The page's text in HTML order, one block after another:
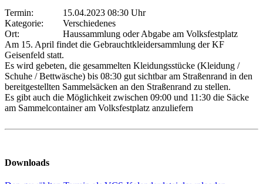
Termin:
15.04.2023 08:30 Uhr
Kategorie:
Verschiedenes
Ort:
Haussammlung oder Abgabe am Volksfestplatz
Am 15. April findet die Gebrauchtkleidersammlung der KF
Geisenfeld statt.
Es wird gebeten, die gesammelten Kleidungsstücke (Kleidung /
Schuhe / Bettwäsche) bis 08:30 gut sichtbar am Straßenrand in den
bereitgestellten Sammelsäcken an den Straßenrand zu stellen.
Es gibt auch die Möglichkeit zwischen 09:00 und 11:30 die Säcke
am Sammelcontainer am Volksfestplatz anzuliefern
Downloads